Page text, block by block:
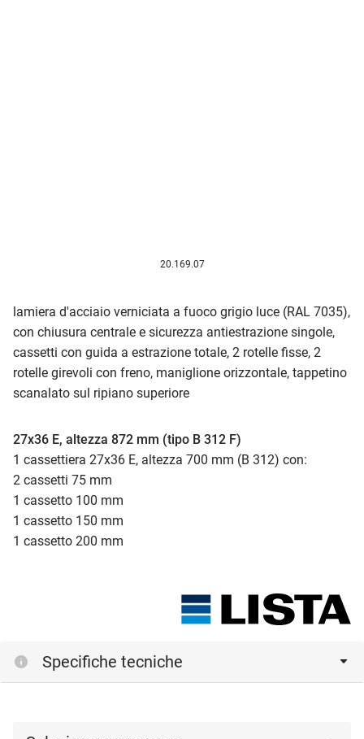
20.169.07
lamiera d'acciaio verniciata a fuoco grigio luce (RAL 7035),
con chiusura centrale e sicurezza antiestrazione singole,
cassetti con guida a estrazione totale, 2 rotelle fisse, 2
rotelle girevoli con freno, maniglione orizzontale, tappetino
scanalato sul ripiano superiore
27x36 E, altezza 872 mm (tipo B 312 F)
1 cassettiera 27x36 E, altezza 700 mm (B 312) con:
2 cassetti 75 mm
1 cassetto 100 mm
1 cassetto 150 mm
1 cassetto 200 mm
Specifiche tecniche